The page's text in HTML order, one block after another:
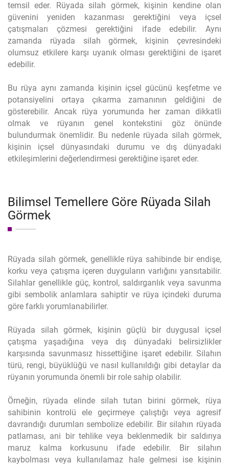
temsil eder. Rüyada silah görmek, kişinin kendine olan
güvenini yeniden kazanması gerektiğini veya içsel
çatışmaları çözmesi gerektiğini ifade edebilir. Aynı
zamanda rüyada silah görmek, kişinin çevresindeki
olumsuz etkilere karşı uyanık olması gerektiğini de işaret
edebilir.
Bu rüya aynı zamanda kişinin içsel gücünü keşfetme ve
potansiyelini ortaya çıkarma zamanının geldiğini de
gösterebilir. Ancak rüya yorumunda her zaman dikkatli
olmak ve rüyanın genel kontekstini göz önünde
bulundurmak önemlidir. Bu nedenle rüyada silah görmek,
kişinin içsel dünyasındaki durumu ve dış dünyadaki
etkileşimlerini değerlendirmesi gerektiğine işaret eder.
Bilimsel Temellere Göre Rüyada Silah
Görmek
Rüyada silah görmek, genellikle rüya sahibinde bir endişe,
korku veya çatışma içeren duyguların varlığını yansıtabilir.
Silahlar genellikle güç, kontrol, saldırganlık veya savunma
gibi sembolik anlamlara sahiptir ve rüya içindeki duruma
göre farklı yorumlanabilirler.
Rüyada silah görmek, kişinin güçlü bir duygusal içsel
çatışma yaşadığına veya dış dünyadaki belirsizlikler
karşısında savunmasız hissettiğine işaret edebilir. Silahın
türü, rengi, büyüklüğü ve nasıl kullanıldığı gibi detaylar da
rüyanın yorumunda önemli bir role sahip olabilir.
Örneğin, rüyada elinde silah tutan birini görmek, rüya
sahibinin kontrolü ele geçirmeye çalıştığı veya agresif
davrandığı durumları sembolize edebilir. Bir silahın rüyada
patlaması, ani bir tehlike veya beklenmedik bir saldırıya
maruz kalma korkusunu ifade edebilir. Bir silahın
kaybolması veya kullanılamaz hale gelmesi ise kişinin